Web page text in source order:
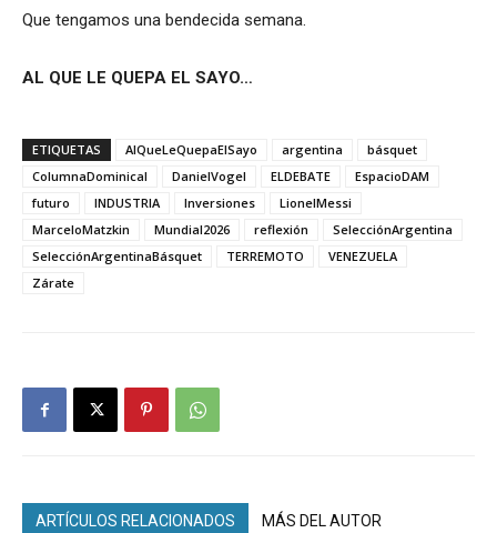
Que tengamos una bendecida semana.
AL QUE LE QUEPA EL SAYO…
ETIQUETAS AlQueLeQuepaElSayo argentina
básquet
ColumnaDominical
DanielVogel ELDEBATE
EspacioDAM
futuro
INDUSTRIA Inversiones
LionelMessi
MarceloMatzkin
Mundial2026 reflexión
SelecciónArgentina
SelecciónArgentinaBásquet
TERREMOTO
VENEZUELA
Zárate
ARTÍCULOS RELACIONADOS MÁS DEL AUTOR